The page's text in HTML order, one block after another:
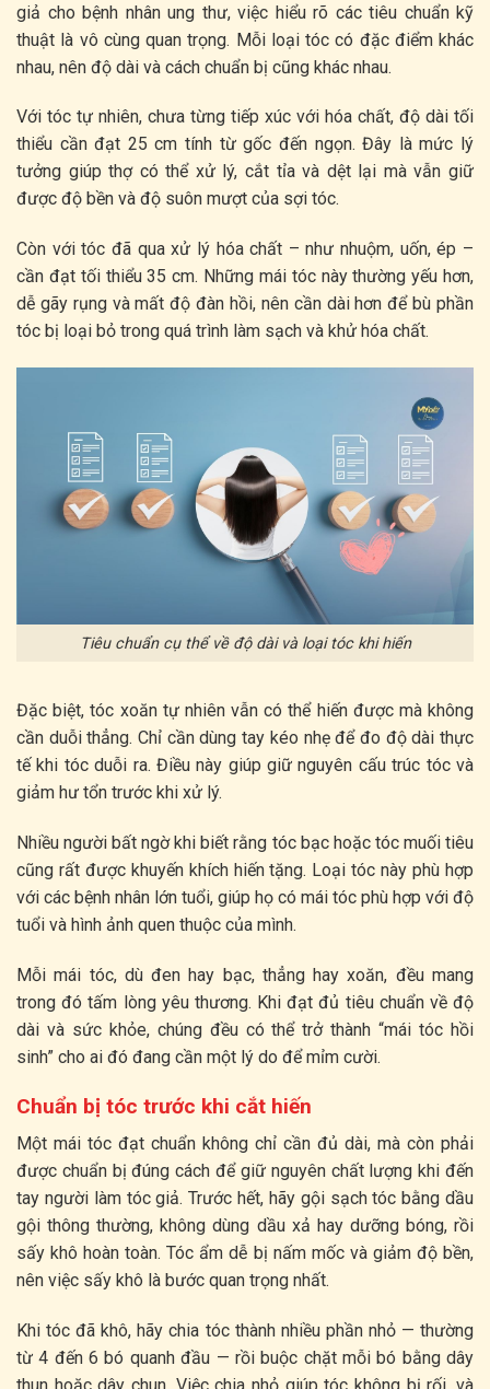
giả cho bệnh nhân ung thư, việc hiểu rõ các tiêu chuẩn kỹ
thuật là vô cùng quan trọng. Mỗi loại tóc có đặc điểm khác
nhau, nên độ dài và cách chuẩn bị cũng khác nhau.
Với tóc tự nhiên, chưa từng tiếp xúc với hóa chất, độ dài tối
thiểu cần đạt 25 cm tính từ gốc đến ngọn. Đây là mức lý
tưởng giúp thợ có thể xử lý, cắt tỉa và dệt lại mà vẫn giữ
được độ bền và độ suôn mượt của sợi tóc.
Còn với tóc đã qua xử lý hóa chất – như nhuộm, uốn, ép –
cần đạt tối thiểu 35 cm. Những mái tóc này thường yếu hơn,
dễ gãy rụng và mất độ đàn hồi, nên cần dài hơn để bù phần
tóc bị loại bỏ trong quá trình làm sạch và khử hóa chất.
Tiêu chuẩn cụ thể về độ dài và loại tóc khi hiến
Đặc biệt, tóc xoăn tự nhiên vẫn có thể hiến được mà không
cần duỗi thẳng. Chỉ cần dùng tay kéo nhẹ để đo độ dài thực
tế khi tóc duỗi ra. Điều này giúp giữ nguyên cấu trúc tóc và
giảm hư tổn trước khi xử lý.
Nhiều người bất ngờ khi biết rằng tóc bạc hoặc tóc muối tiêu
cũng rất được khuyến khích hiến tặng. Loại tóc này phù hợp
với các bệnh nhân lớn tuổi, giúp họ có mái tóc phù hợp với độ
tuổi và hình ảnh quen thuộc của mình.
Mỗi mái tóc, dù đen hay bạc, thẳng hay xoăn, đều mang
trong đó tấm lòng yêu thương. Khi đạt đủ tiêu chuẩn về độ
dài và sức khỏe, chúng đều có thể trở thành “mái tóc hồi
sinh” cho ai đó đang cần một lý do để mỉm cười.
Chuẩn bị tóc trước khi cắt hiến
Một mái tóc đạt chuẩn không chỉ cần đủ dài, mà còn phải
được chuẩn bị đúng cách để giữ nguyên chất lượng khi đến
tay người làm tóc giả. Trước hết, hãy gội sạch tóc bằng dầu
gội thông thường, không dùng dầu xả hay dưỡng bóng, rồi
sấy khô hoàn toàn. Tóc ẩm dễ bị nấm mốc và giảm độ bền,
nên việc sấy khô là bước quan trọng nhất.
Khi tóc đã khô, hãy chia tóc thành nhiều phần nhỏ — thường
từ 4 đến 6 bó quanh đầu — rồi buộc chặt mỗi bó bằng dây